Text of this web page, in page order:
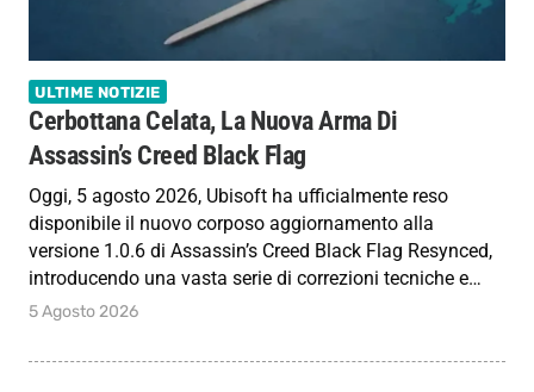
ULTIME NOTIZIE
Cerbottana Celata, La Nuova Arma Di
Assassin’s Creed Black Flag
Oggi, 5 agosto 2026, Ubisoft ha ufficialmente reso
disponibile il nuovo corposo aggiornamento alla
versione 1.0.6 di Assassin’s Creed Black Flag Resynced,
introducendo una vasta serie di correzioni tecniche e…
5 Agosto 2026